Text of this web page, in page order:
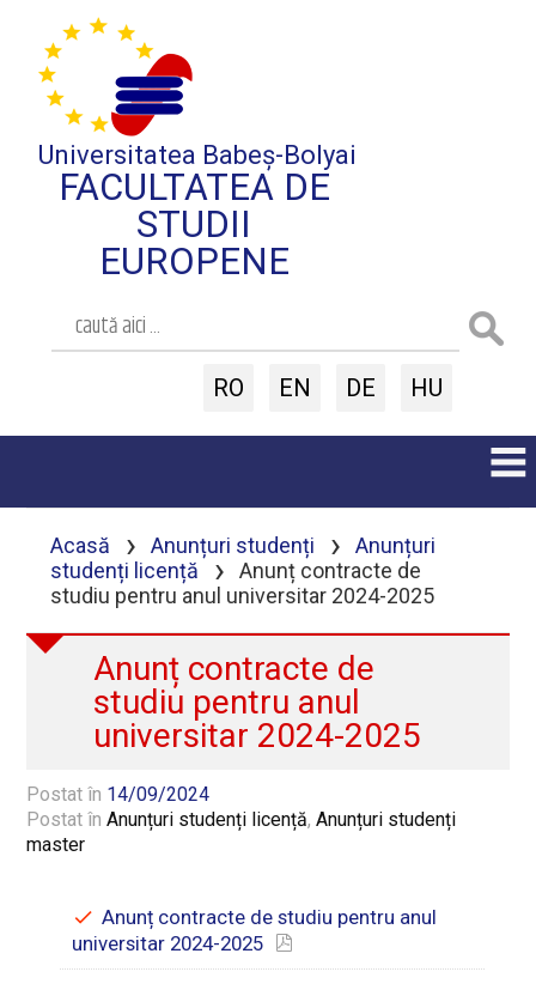
Universitatea Babeș-Bolyai
FACULTATEA DE
STUDII
EUROPENE
RO EN DE HU
Acasă › Anunțuri studenți ›
Anunțuri
studenți licență
›
Anunț contracte de
studiu pentru anul universitar 2024-2025
Anunț contracte de
studiu pentru anul
universitar 2024-2025
Postat în 14/09/2024
Postat înAnunțuri studenți licență,Anunțuri studenți
master
Anunț contracte de studiu pentru anul
universitar 2024-2025